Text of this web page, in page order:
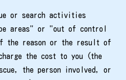
or search activities
areas" or "out of control
the reason or the result of
the cost to you (the
the person involved, or